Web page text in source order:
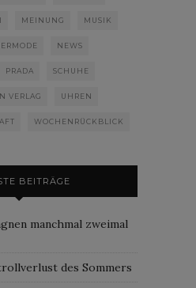
MEINUNG MUSIK
NEWS
PRADA SCHUHE
VERLAG UHREN
WOCHENRÜCKBLICK
BEITRÄGE
manchmal zweimal
des Sommers